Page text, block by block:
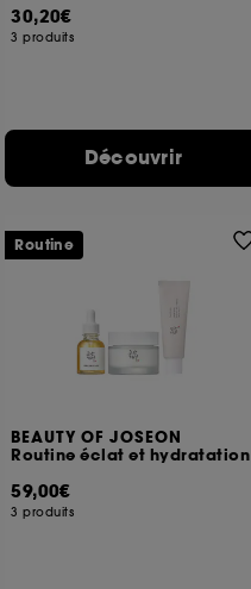
30,20€
3 produits
Découvrir
BEAUTY OF JOSEON
Routine éclat et hydratation
59,00€
3 produits
Routine